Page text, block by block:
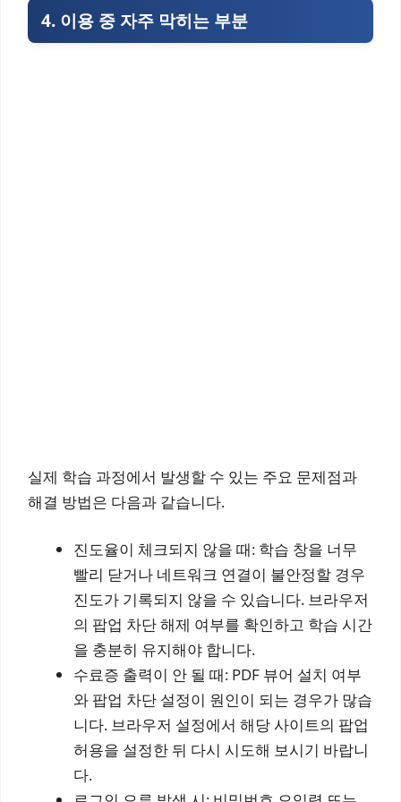
4. 이용 중 자주 막히는 부분
실제 학습 과정에서 발생할 수 있는 주요 문제점과
해결 방법은 다음과 같습니다.
진도율이 체크되지 않을 때: 학습 창을 너무
빨리 닫거나 네트워크 연결이 불안정할 경우
진도가 기록되지 않을 수 있습니다. 브라우저
의 팝업 차단 해제 여부를 확인하고 학습 시간
을 충분히 유지해야 합니다.
수료증 출력이 안 될 때: PDF 뷰어 설치 여부
와 팝업 차단 설정이 원인이 되는 경우가 많습
니다. 브라우저 설정에서 해당 사이트의 팝업
허용을 설정한 뒤 다시 시도해 보시기 바랍니
다.